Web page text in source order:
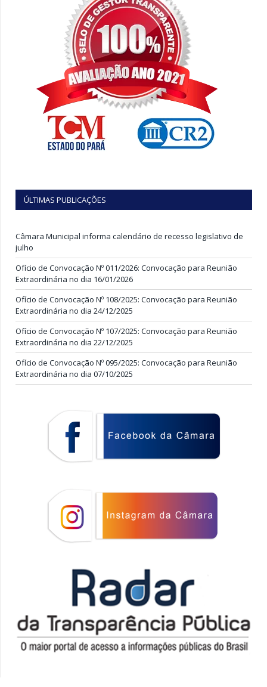
ÚLTIMAS PUBLICAÇÕES
Câmara Municipal informa calendário de recesso legislativo de
julho
Ofício de Convocação Nº 011/2026: Convocação para Reunião
Extraordinária no dia 16/01/2026
Ofício de Convocação Nº 108/2025: Convocação para Reunião
Extraordinária no dia 24/12/2025
Ofício de Convocação Nº 107/2025: Convocação para Reunião
Extraordinária no dia 22/12/2025
Ofício de Convocação Nº 095/2025: Convocação para Reunião
Extraordinária no dia 07/10/2025